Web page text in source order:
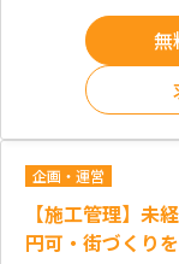
無
企画・運営
【施工管理】未
円可・街づくり